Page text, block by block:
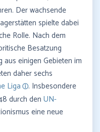
Der wachsende
spielte dabei
Rolle. Nach dem
Besatzung
einigen Gebieten im
daher sechs
Liga
. Insbesondere
durch denUN-
eine neue